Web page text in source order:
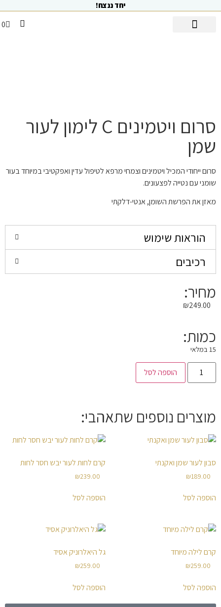
יחד ננצח!
0
סרום ויטמינים C לימון לעור
שמן
סרום ייחודי המכיל ויטמינים וצמחי מרפא לטיפול עדין ואפקטיבי במיוחד בעור
שומני עם נטייה לפצעונים.
מאזן את הפרשת השומן, אנטי-דלקתי
הוראות שימוש
רכיבים
מחיר:
₪249.00
כמות:
15 במלאי
הוספה לסל
מוצרים נוספים שתאהבי:
סבון לעור שמן ואקנתי
₪189.00
הוספה לסל
קרם לחות לעור יבש חסר לחות
₪239.00
הוספה לסל
קרם לילה מיוחד
₪259.00
הוספה לסל
גל היאלרוניק אסיד
₪259.00
הוספה לסל